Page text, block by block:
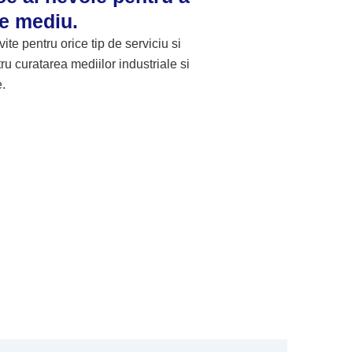
mediu.
pentru orice tip de serviciu si
curatarea mediilor industriale si